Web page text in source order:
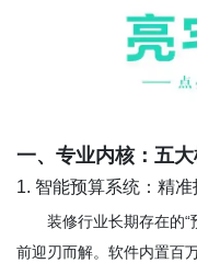
一、专业内核：五
1. 智能预算系统：精准
装修行业长期存在的
前迎刃而解。软件内置百